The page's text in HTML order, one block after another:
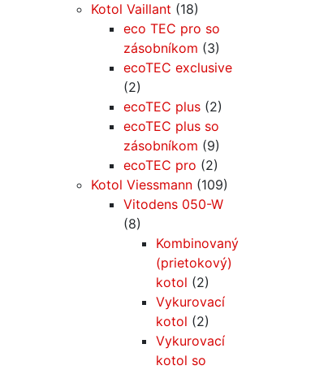
Kotol Vaillant (18)
eco TEC pro so
zásobníkom (3)
ecoTEC exclusive
(2)
ecoTEC plus (2)
ecoTEC plus so
zásobníkom (9)
ecoTEC pro (2)
Kotol Viessmann (109)
Vitodens 050-W
(8)
Kombinovaný
(prietokový)
kotol (2)
Vykurovací
kotol (2)
Vykurovací
kotol so